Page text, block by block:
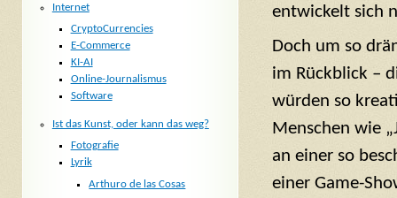
entwickelt sich
Doch um so
im Rückblick –
würden so
Menschen wie
an einer so
einer Game-
Internet
CryptoCurrencies
E-Commerce
KI-AI
Online-Journalismus
Software
Ist das Kunst, oder kann das weg?
Fotografie
Lyrik
Arthuro de las Cosas